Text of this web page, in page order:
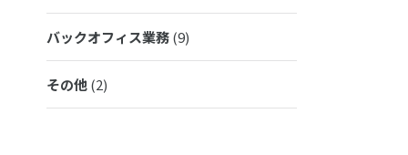
バックオフィス業務(9)
その他(2)